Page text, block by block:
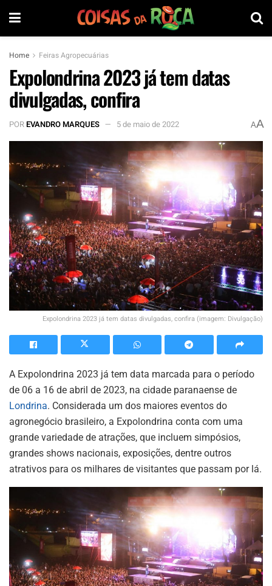
Home Feiras Agropecuárias
Expolondrina 2023 já tem datas
divulgadas, confira
POREVANDRO MARQUES 5 de maio de 2022 AA
Expolondrina 2023 já tem datas divulgadas, confira (imagem: Divulgação)
A Expolondrina 2023 já tem data marcada para o período
de 06 a 16 de abril de 2023, na cidade paranaense de
Londrina. Considerada um dos maiores eventos do
agronegócio brasileiro, a Expolondrina conta com uma
grande variedade de atrações, que incluem simpósios,
grandes shows nacionais, exposições, dentre outros
atrativos para os milhares de visitantes que passam por lá.